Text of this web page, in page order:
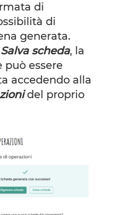
di
di
generata.
Salva scheda, la
può essere
accedendo alla
del proprio